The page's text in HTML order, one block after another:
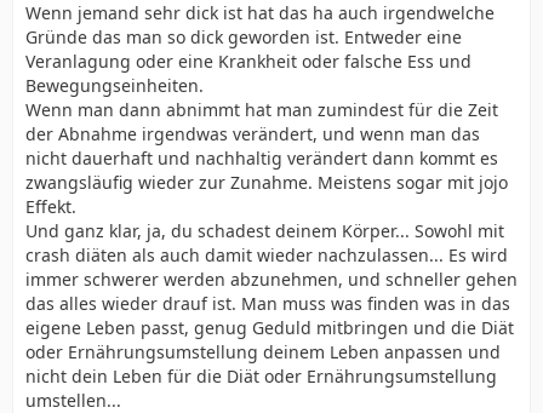
Wenn jemand sehr dick ist hat das ha auch irgendwelche
Gründe das man so dick geworden ist. Entweder eine
Veranlagung oder eine Krankheit oder falsche Ess und
Bewegungseinheiten.
Wenn man dann abnimmt hat man zumindest für die Zeit
der Abnahme irgendwas verändert, und wenn man das
nicht dauerhaft und nachhaltig verändert dann kommt es
zwangsläufig wieder zur Zunahme. Meistens sogar mit jojo
Effekt.
Und ganz klar, ja, du schadest deinem Körper... Sowohl mit
crash diäten als auch damit wieder nachzulassen... Es wird
immer schwerer werden abzunehmen, und schneller gehen
das alles wieder drauf ist. Man muss was finden was in das
eigene Leben passt, genug Geduld mitbringen und die Diät
oder Ernährungsumstellung deinem Leben anpassen und
nicht dein Leben für die Diät oder Ernährungsumstellung
umstellen...